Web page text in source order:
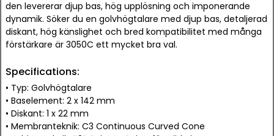
den levererar djup bas, hög upplösning och imponerande
dynamik. Söker du en golvhögtalare med djup bas, detaljerad
diskant, hög känslighet och bred kompatibilitet med många
förstärkare är 3050C ett mycket bra val.
Specifications:
• Typ: Golvhögtalare
• Baselement: 2 x 142 mm
• Diskant: 1 x 22 mm
• Membranteknik: C3 Continuous Curved Cone